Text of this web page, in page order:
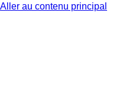
Aller au contenu principal